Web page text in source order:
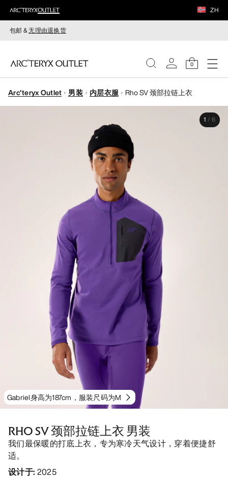
ZH
包邮 &无理由退换货
0
女装
Arc'teryx Outlet 男装 内层衣服 Rho SV 颈部拉链上衣
Gabriel身高为187cm，服装尺码为M
1 / 6
RHO SV 颈部拉链上衣 男装
我们最保暖的打底上衣，专为寒冷天气设计，穿着便捷舒
适。
设计于: 2025